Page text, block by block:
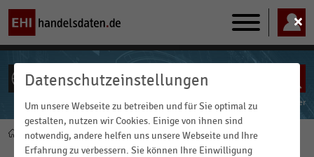
Main
navigation
ALLE INHALTE Powered by FACT-Finder
Pfadnavigation
Home
Datenschutzeinstellungen
Um unsere Webseite zu betreiben und für Sie optimal zu
gestalten, nutzen wir Cookies. Einige von ihnen sind
notwendig, andere helfen uns unsere Webseite und Ihre
Erfahrung zu verbessern. Sie können Ihre Einwilligung